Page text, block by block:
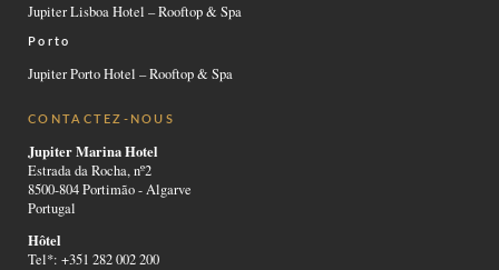
Jupiter Lisboa Hotel – Rooftop & Spa
Porto
Jupiter Porto Hotel – Rooftop & Spa
CONTACTEZ-NOUS
Jupiter Marina Hotel
Estrada da Rocha, nº2
8500-804 Portimão - Algarve
Portugal
Hôtel
Tel*: +351 282 002 200